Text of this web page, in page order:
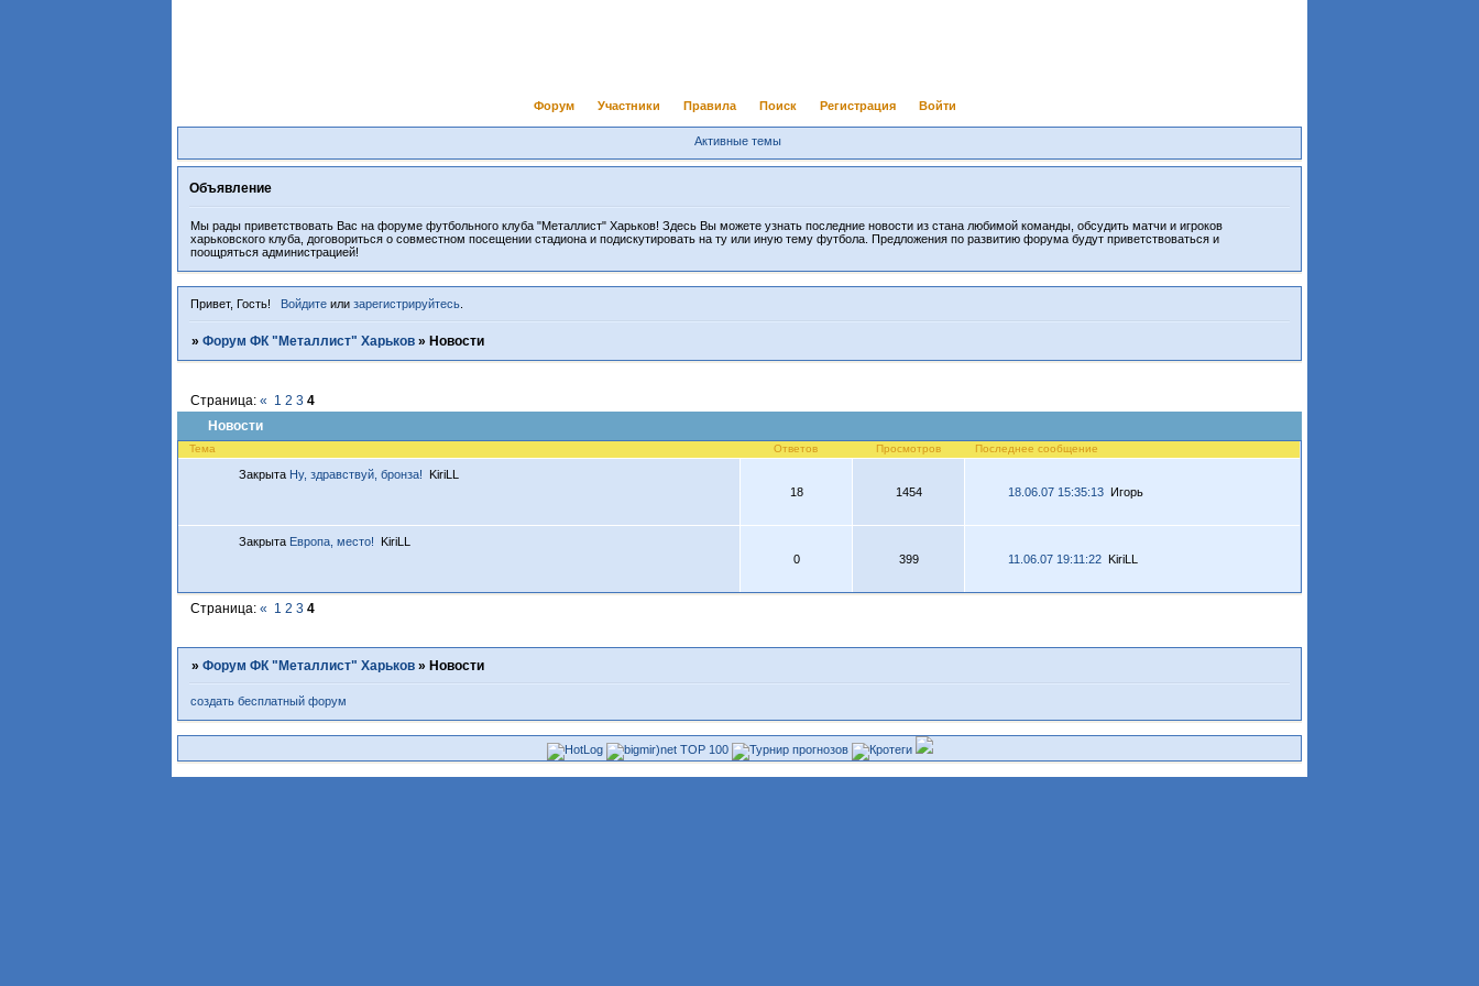
Форум Участники Правила Поиск Регистрация Войти
Активные темы
Объявление
Мы рады приветствовать Вас на форуме футбольного клуба "Металлист" Харьков! Здесь Вы можете узнать последние новости из стана любимой команды, обсудить матчи и игроков
харьковского клуба, договориться о совместном посещении стадиона и подискутировать на ту или иную тему футбола. Предложения по развитию форума будут приветствоваться и
поощряться администрацией!
Привет, Гость! Войдитеили зарегистрируйтесь.
»Форум ФК "Металлист" Харьков » Новости
Новости
Страница:« 1 2 3 4
Тема Ответов Просмотров Последнее сообщение
Закрыта Ну, здравствуй, бронза!
KiriLL
18
1454 18.06.07 15:35:13 Игорь
Закрыта Европа, место!
KiriLL
0
399 11.06.07 19:11:22 KiriLL
Страница:« 1 2 3 4
»Форум ФК "Металлист" Харьков » Новости
создать бесплатный форум